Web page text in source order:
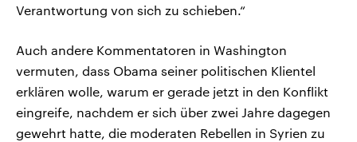
Verantwortung von sich zu schieben.“
Auch andere Kommentatoren in Washington
vermuten, dass Obama seiner politischen Klientel
erklären wolle, warum er gerade jetzt in den Konflikt
eingreife, nachdem er sich über zwei Jahre dagegen
gewehrt hatte, die moderaten Rebellen in Syrien zu